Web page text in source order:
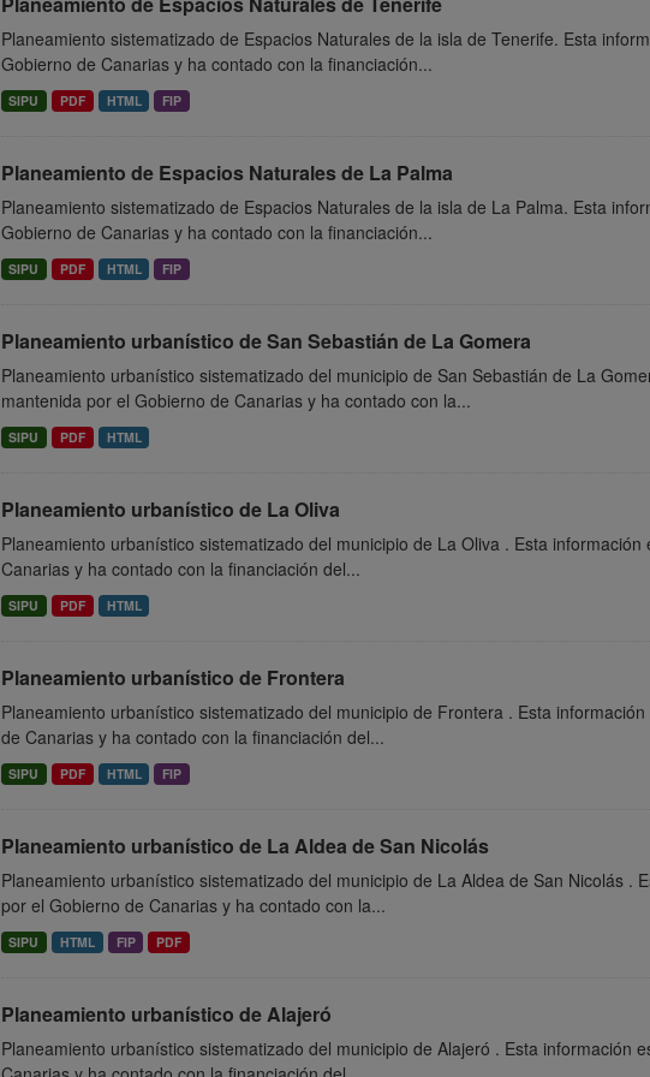
Planeamiento sistematizado de Espacios Naturales de la isla de Tenerife. Esta
Gobierno de Canarias y ha contado con la financiación...
SIPU PDF HTML FIP
Planeamiento de Espacios Naturales de La Palma
Planeamiento sistematizado de Espacios Naturales de la isla de La Palma. Esta
Gobierno de Canarias y ha contado con la financiación...
SIPU PDF HTML FIP
Planeamiento urbanístico de San Sebastián de La Gomera
Planeamiento urbanístico sistematizado del municipio de San Sebastián de La
mantenida por el Gobierno de Canarias y ha contado con la...
SIPU PDF HTML
Planeamiento urbanístico de La Oliva
Planeamiento urbanístico sistematizado del municipio de La Oliva . Esta
Canarias y ha contado con la financiación del...
SIPU PDF HTML
Planeamiento urbanístico de Frontera
Planeamiento urbanístico sistematizado del municipio de Frontera . Esta
de Canarias y ha contado con la financiación del...
SIPU PDF HTML FIP
Planeamiento urbanístico de La Aldea de San Nicolás
Planeamiento urbanístico sistematizado del municipio de La Aldea de San Nicolás .
por el Gobierno de Canarias y ha contado con la...
SIPU HTML FIP PDF
Planeamiento urbanístico de Alajeró
Planeamiento urbanístico sistematizado del municipio de Alajeró . Esta información